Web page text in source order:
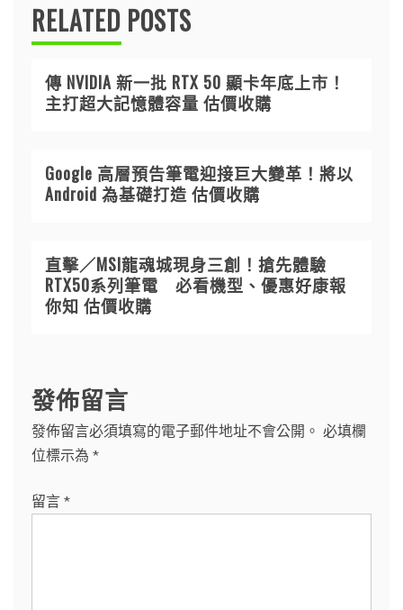
RELATED POSTS
傳 NVIDIA 新一批 RTX 50 顯卡年底上市！
主打超大記憶體容量 估價收購
Google 高層預告筆電迎接巨大變革！將以
Android 為基礎打造 估價收購
直擊／MSI龍魂城現身三創！搶先體驗
RTX50系列筆電 必看機型、優惠好康報
你知 估價收購
發佈留言
發佈留言必須填寫的電子郵件地址不會公開。 必填欄
位標示為 *
留言 *